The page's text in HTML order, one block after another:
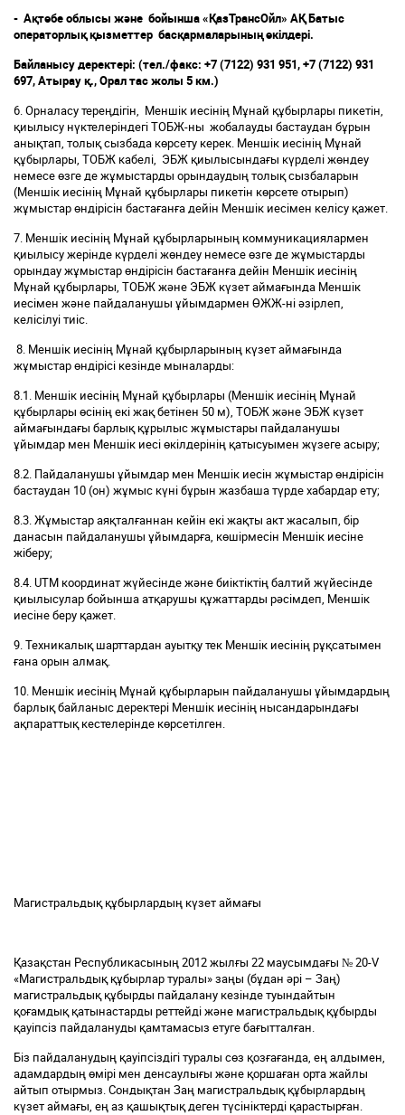
- Ақтөбе облысы және бойынша «ҚазТрансОйл» АҚ Батыс
операторлық қызметтер басқармаларының өкілдері.
Байланысу деректері: (тел./факс: +7 (7122) 931 951, +7 (7122) 931
697, Атырауқ.,Оралтас жолы 5 км.)
6. Орналасу тереңдігін, Меншік иесінің Мұнай құбырлары пикетін,
қиылысу нүктелеріндегі ТОБЖ-ны жобалауды бастаудан бұрын
анықтап, толық сызбада көрсету керек. Меншік иесінің Мұнай
құбырлары, ТОБЖ кабелі, ЭБЖ қиылысындағы күрделі жөндеу
немесе өзге де жұмыстарды орындаудың толық сызбаларын
(Меншік иесінің Мұнай құбырлары пикетін көрсете отырып)
жұмыстар өндірісін бастағанға дейін Меншік иесімен келісу қажет.
7. Меншік иесінің Мұнай құбырларының коммуникациялармен
қиылысу жерінде күрделі жөндеу немесе өзге де жұмыстарды
орындау жұмыстар өндірісін бастағанға дейін Меншік иесінің
Мұнай құбырлары, ТОБЖ және ЭБЖ күзет аймағында Меншік
иесімен және пайдаланушы ұйымдармен ӨЖЖ-ні әзірлеп,
келісілуі тиіс.
8. Меншік иесінің Мұнай құбырларының күзет аймағында
жұмыстар өндірісі кезінде мыналарды:
8.1. Меншік иесінің Мұнай құбырлары (Меншік иесінің Мұнай
құбырлары өсінің екі жақ бетінен 50 м), ТОБЖ және ЭБЖ күзет
аймағындағы барлық құрылыс жұмыстары пайдаланушы
ұйымдар мен Меншік иесі өкілдерінің қатысуымен жүзеге асыру;
8.2. Пайдаланушы ұйымдар мен Меншік иесін жұмыстар өндірісін
бастаудан 10 (он) жұмыс күні бұрын жазбаша түрде хабардар ету;
8.3. Жұмыстар аяқталғаннан кейін екі жақты акт жасалып, бір
данасын пайдаланушы ұйымдарға, көшірмесін Меншік иесіне
жіберу;
8.4. UTM координат жүйесінде және биіктіктің балтий жүйесінде
қиылысулар бойынша атқарушы құжаттарды рәсімдеп, Меншік
иесіне беру қажет.
9. Техникалық шарттардан ауытқу тек Меншік иесінің рұқсатымен
ғана орын алмақ.
10. Меншік иесінің Мұнай құбырларын пайдаланушы ұйымдардың
барлық байланыс деректері Меншік иесінің нысандарындағы
ақпараттық кестелерінде көрсетілген.
Магистральдық құбырлардың күзет аймағы
Қазақстан Республикасының 2012 жылғы 22 маусымдағы № 20-V
«Магистральдық құбырлар туралы» заңы (бұдан әрі – Заң)
магистральдық құбырды пайдалану кезінде туындайтын
қоғамдық қатынастарды реттейді және магистральдық құбырды
қауіпсіз пайдалануды қамтамасыз етуге бағытталған.
Біз пайдаланудың қауіпсіздігі туралы сөз қозғағанда, ең алдымен,
адамдардың өмірі мен денсаулығы және қоршаған орта жайлы
айтып отырмыз. Сондықтан Заң магистральдық құбырлардың
күзет аймағы, ең аз қашықтық деген түсініктерді қарастырған.